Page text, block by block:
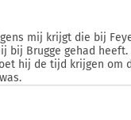
mij krijgt die bij
bij Brugge gehad
hij de tijd krijgen om